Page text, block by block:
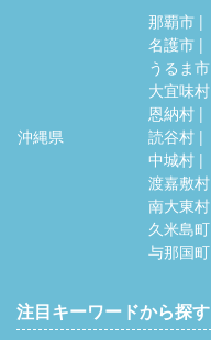
沖縄県
那覇市
名護市
うるま市
大宜味村
恩納村
読谷村
中城村
渡嘉敷村
南大東村
久米島町
与那国町
注目キーワードから探す